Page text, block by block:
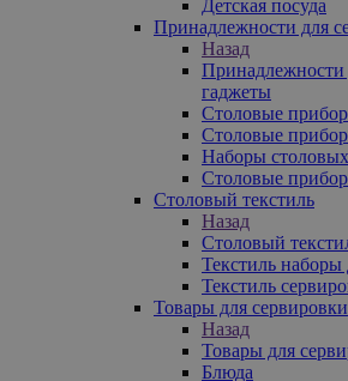
Детская посуда
Принадлежности для
Назад
Принадлежности
гаджеты
Столовые
Столовые
Наборы
Столовые
Столовый текстиль
Назад
Столовый
Текстиль наборы
Текстиль
Товары для сервировки
Назад
Товары для
Блюда